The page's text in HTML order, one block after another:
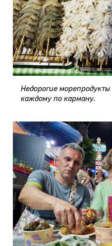
Недорогие
каждому по карману.